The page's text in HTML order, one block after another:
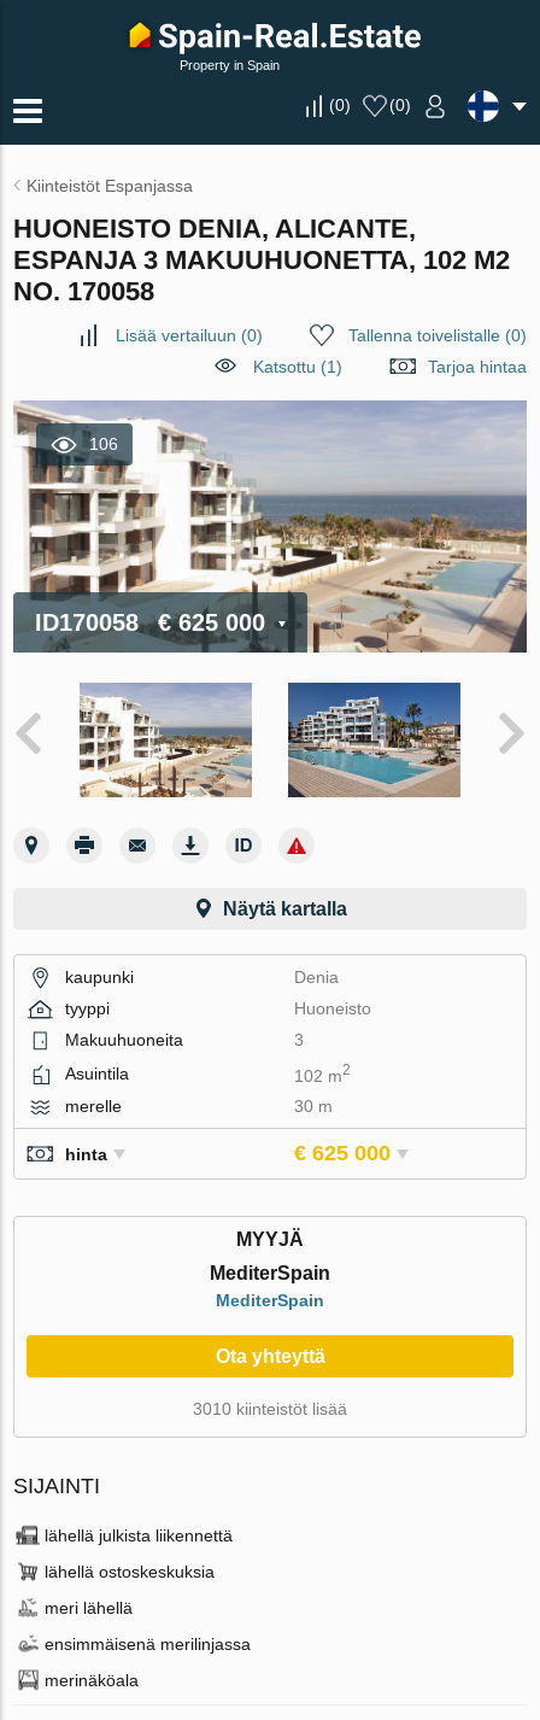
Property in Spain
(0) (0)
Kiinteistöt Espanjassa
HUONEISTO DENIA, ALICANTE,
ESPANJA 3 MAKUUHUONETTA, 102 M2
NO. 170058
Lisää vertailuun (0) Tallenna toivelistalle(0)
Katsottu (1)
Tarjoa hintaa
106
ID170058 € 625 000
Näytä kartalla
kaupunki
Denia
tyyppi
Huoneisto
Makuuhuoneita
3
Asuintila
102 m2
merelle 30 m
hinta € 625 000
MYYJÄ
MediterSpain
MediterSpain
Ota yhteyttä
3010 kiinteistöt lisää
SIJAINTI
lähellä julkista liikennettä
lähellä ostoskeskuksia
meri lähellä
ensimmäisenä merilinjassa
merinäköala